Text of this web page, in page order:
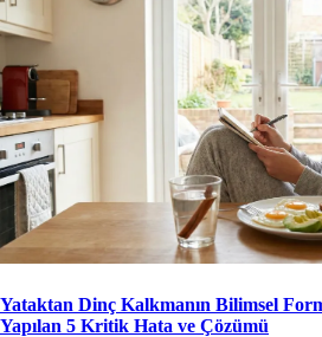
Yataktan Dinç Kalkmanın Bilimsel
Yapılan 5 Kritik Hata ve Çözümü